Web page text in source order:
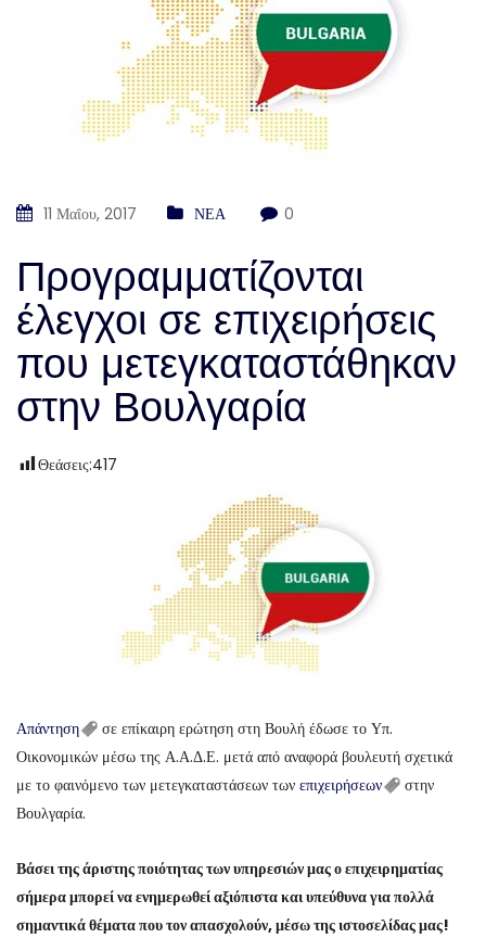
11 Μαΐου, 2017 ΝΕΑ 0
Προγραμματίζονται
έλεγχοι σε επιχειρήσεις
που μετεγκαταστάθηκαν
στην Βουλγαρία
Θεάσεις:417
Απάντηση
σε επίκαιρη ερώτηση στη Βουλή έδωσε το Υπ.
Οικονομικών μέσω της Α.Α.Δ.Ε. μετά από αναφορά βουλευτή σχετικά
με το φαινόμενο των μετεγκαταστάσεων των επιχειρήσεων
στην
Βουλγαρία.
Βάσει της άριστης ποιότητας των υπηρεσιών μας ο επιχειρηματίας
σήμερα μπορεί να ενημερωθεί αξιόπιστα και υπεύθυνα για πολλά
σημαντικά θέματα που τον απασχολούν, μέσω της ιστοσελίδας μας!